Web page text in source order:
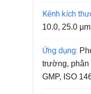
Kênh kích
10.0, 25.0 µm
Ứng dụng:
trường, phân
GMP, ISO